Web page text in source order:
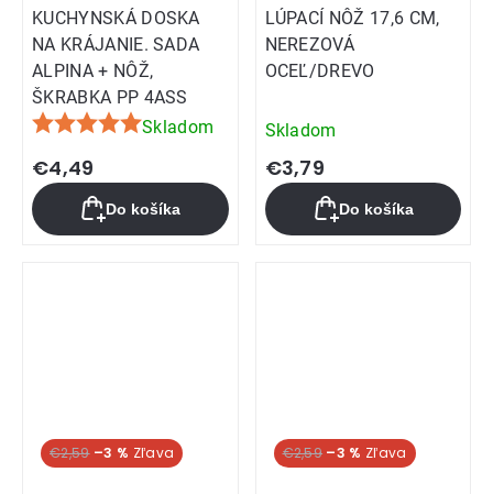
KUCHYNSKÁ DOSKA
NA KRÁJANIE. SADA
ALPINA + NÔŽ,
ŠKRABKA PP 4ASS
Priemerné
hodnotenie
produktu
je
5,0
Skladom
€4,49
Do košíka
LÚPACÍ NÔŽ 17,6 CM,
NEREZOVÁ
OCEĽ/DREVO
Skladom
€3,79
Do košíka
€2,59 –3 % €2,59 –3 %